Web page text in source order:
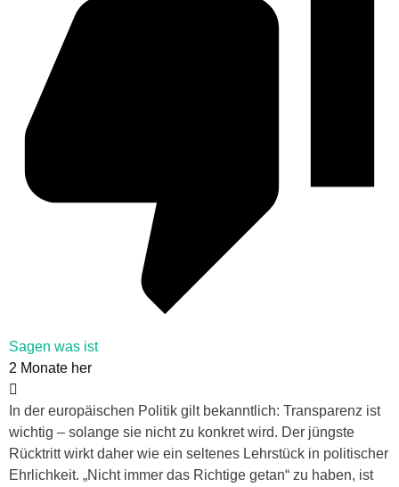
Sagen was ist
2 Monate her
In der europäischen Politik gilt bekanntlich: Transparenz ist
wichtig – solange sie nicht zu konkret wird. Der jüngste
Rücktritt wirkt daher wie ein seltenes Lehrstück in politischer
Ehrlichkeit. „Nicht immer das Richtige getan“ zu haben, ist